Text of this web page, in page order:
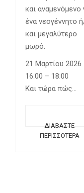
και αναμενόμενο
ένα νεογέννητο
και μεγαλύτερο
μωρό.
21 Μαρτίου 2026
16:00 – 18:00
Και τώρα πώς…
ΔΙΑΒΆΣΤΕ
ΠΕΡΙΣΣΌΤΕΡΑ